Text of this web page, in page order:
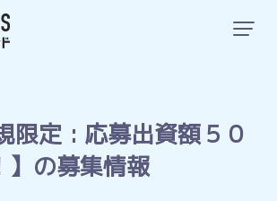
限定 : 応募出資額５０
】の募集情報